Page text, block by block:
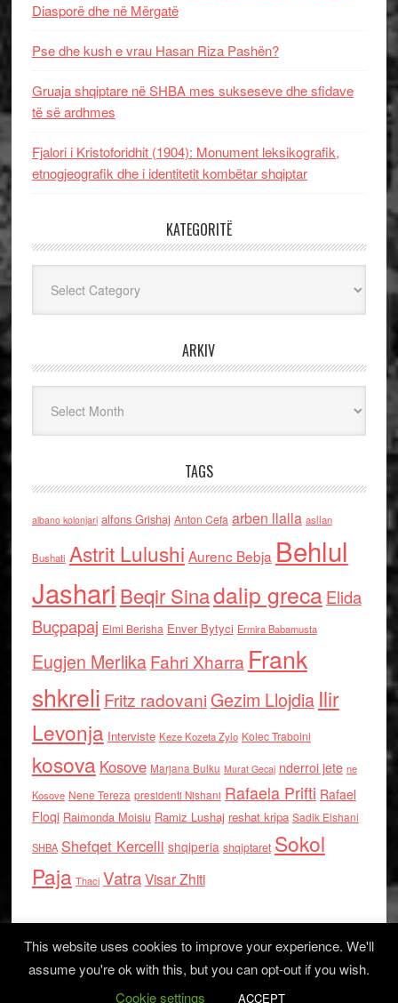
Diasporë dhe në Mërgatë
Pse dhe kush e vrau Hasan Riza Pashën?
Gruaja shqiptare në SHBA mes sukseseve dhe sfidave
të së ardhmes
Fjalori i Kristoforidhit (1904): Monument leksikografik,
etnogjeografik dhe i identitetit kombëtar shqiptar
KATEGORITË
ARKIV
TAGS
albano kolonjari alfons Grishaj Anton Cefa arben llalla asllan
Bushati Astrit Lulushi Aurenc Bebja Behlul
Jashari Beqir Sinadalip grecaElida
Buçpapaj Elmi Berisha Enver Bytyci Ermira Babamusta
Eugjen MerlikaFahri Xharra Frank
shkreli Fritz radovaniGezim Llojdia Ilir
Levonja Interviste Keze Kozeta Zylo Kolec Traboini
kosova Kosove Marjana Bulku Murat Gecaj nderroi jete ne
Kosove Nene Tereza presidenti Nishani Rafaela Prifti Rafael
Floqi Raimonda Moisiu Ramiz Lushaj reshat kripa Sadik Elshani
SHBA Shefqet Kercelli shqiperia shqiptaret Sokol
Paja Thaci VatraVisar Zhiti
Log in
This website uses cookies to improve your experience. We'll
assume you're ok with this, but you can opt-out if you wish.
Cookie settings
ACCEPT